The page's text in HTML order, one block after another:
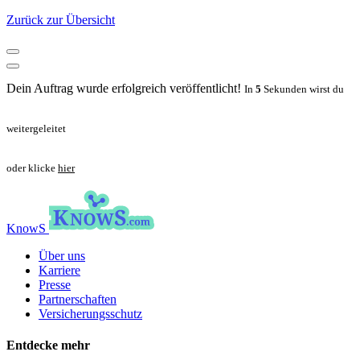
Zurück zur Übersicht
Dein Auftrag wurde erfolgreich veröffentlicht! In 5 Sekunden wirst du
weitergeleitet
oder klicke hier
KnowS
Über uns
Karriere
Presse
Partnerschaften
Versicherungsschutz
Entdecke mehr